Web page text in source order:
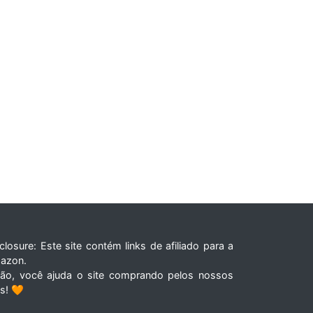
Este site contém links de afiliado para a
você ajuda o site comprando pelos nossos
🧡